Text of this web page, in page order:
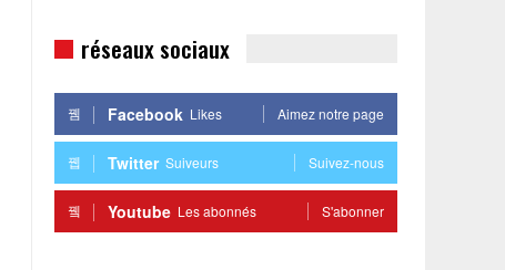
réseaux sociaux
Facebook Likes Aimez notre page
Twitter Suiveurs Suivez-nous
Youtube Les abonnés S'abonner